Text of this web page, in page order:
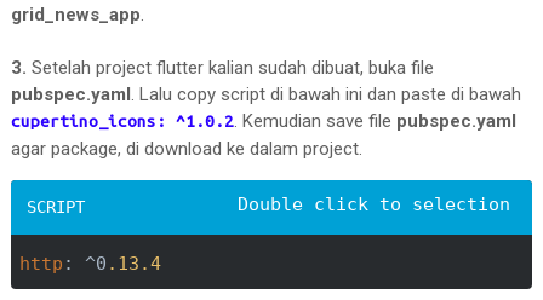
grid_news_app
3. Setelah project flutter kalian sudah dibuat, buka file
pubspec.yaml . Lalu copy script di bawah ini dan paste di bawah
cupertino_icons: ^1.0.2. Kemudian save file pubspec.yaml
agar package, di download ke dalam project.
http : ^0 .13 .4